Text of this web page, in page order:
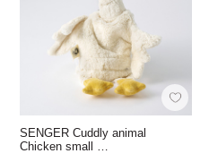
SENGER Cuddly animal
Chicken small …